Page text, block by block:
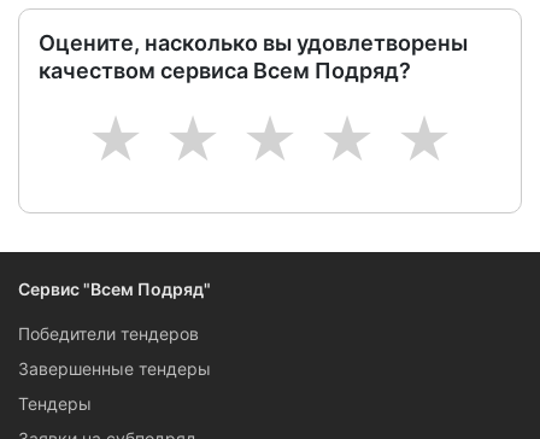
Оцените, насколько вы удовлетворены
качеством сервиса Всем Подряд?
5
4
3
2
1
Сервис "Всем Подряд"
Победители тендеров
Завершенные тендеры
Тендеры